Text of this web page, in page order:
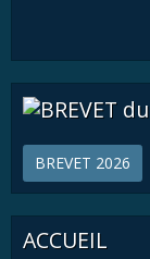
BREVET 2026
ACCUEIL